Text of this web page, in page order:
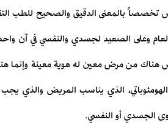
تخصصاً بالمعنى الدقيق والصحيح للطب
وعلى الصعيد لجسدي والنفسي في آن
هناك من مرض معين له هوية معينة وإنما
الذي يناسب المريض والذي
الجسدي أو النفسي.